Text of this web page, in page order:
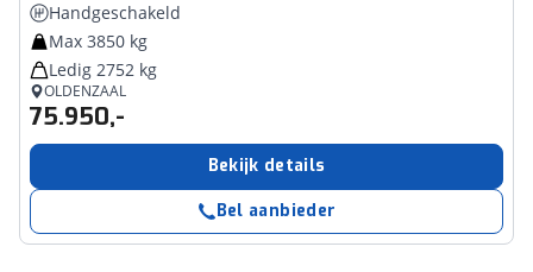
Handgeschakeld
Max 3850 kg
Ledig 2752 kg
OLDENZAAL
75.950,-
Bekijk details
Bel aanbieder